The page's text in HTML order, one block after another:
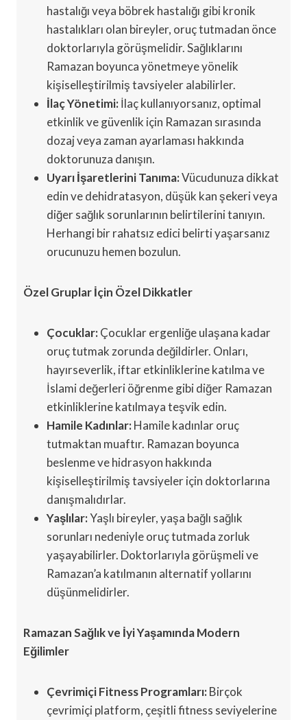
hastalığı veya böbrek hastalığı gibi kronik
hastalıkları olan bireyler, oruç tutmadan önce
doktorlarıyla görüşmelidir. Sağlıklarını
Ramazan boyunca yönetmeye yönelik
kişiselleştirilmiş tavsiyeler alabilirler.
İlaç Yönetimi:İlaç kullanıyorsanız, optimal
etkinlik ve güvenlik için Ramazan sırasında
dozaj veya zaman ayarlaması hakkında
doktorunuza danışın.
Uyarı İşaretlerini Tanıma:Vücudunuza dikkat
edin ve dehidratasyon, düşük kan şekeri veya
diğer sağlık sorunlarının belirtilerini tanıyın.
Herhangi bir rahatsız edici belirti yaşarsanız
orucunuzu hemen bozulun.
Özel Gruplar İçin Özel Dikkatler
Çocuklar:Çocuklar ergenliğe ulaşana kadar
oruç tutmak zorunda değildirler. Onları,
hayırseverlik, iftar etkinliklerine katılma ve
İslami değerleri öğrenme gibi diğer Ramazan
etkinliklerine katılmaya teşvik edin.
Hamile Kadınlar:Hamile kadınlar oruç
tutmaktan muaftır. Ramazan boyunca
beslenme ve hidrasyon hakkında
kişiselleştirilmiş tavsiyeler için doktorlarına
danışmalıdırlar.
Yaşlılar:Yaşlı bireyler, yaşa bağlı sağlık
sorunları nedeniyle oruç tutmada zorluk
yaşayabilirler. Doktorlarıyla görüşmeli ve
Ramazan’a katılmanın alternatif yollarını
düşünmelidirler.
Ramazan Sağlık ve İyi Yaşamında Modern
Eğilimler
Çevrimiçi Fitness Programları:Birçok
çevrimiçi platform, çeşitli fitness seviyelerine